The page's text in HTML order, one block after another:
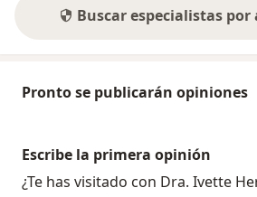
Buscar especialistas por
Pronto se publicarán opiniones
Escribe la primera opinión
¿Te has visitado con Dra. Ivette